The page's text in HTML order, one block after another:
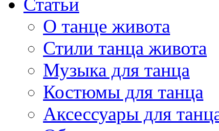
Статьи
О танце живота
Стили танца живота
Музыка для танца
Костюмы для танца
Аксессуары для